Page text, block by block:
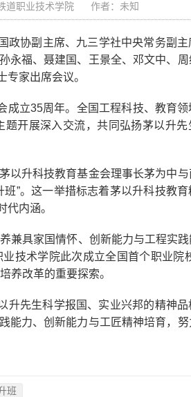
道职业技术学院 作者：未知
协副主席、九三学社中央常务副主
永福、聂建国、王景全、邓文中、周
家出席会议。
立35周年。全国工程科技、教育领
开展深入交流，共同弘扬茅以升先
升科技教育基金会理事长茅为中与
”。这一举措标志着茅以升科技教育
内涵。
兼具家国情怀、创新能力与工程实
技术学院此次成立全国首个职业院
养改革的重要探索。
先生科学报国、实业兴邦的精神品
能力、创新能力与工匠精神培育，
班